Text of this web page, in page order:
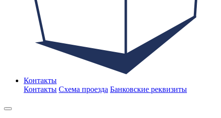
Контакты
Контакты Схема проезда Банковские реквизиты